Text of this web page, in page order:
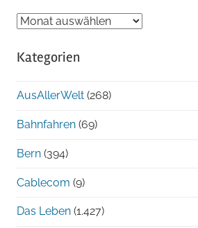
Blog-
chronologisch
Kategorien
AusAllerWelt (268)
Bahnfahren (69)
Bern (394)
Cablecom (9)
Das Leben (1.427)